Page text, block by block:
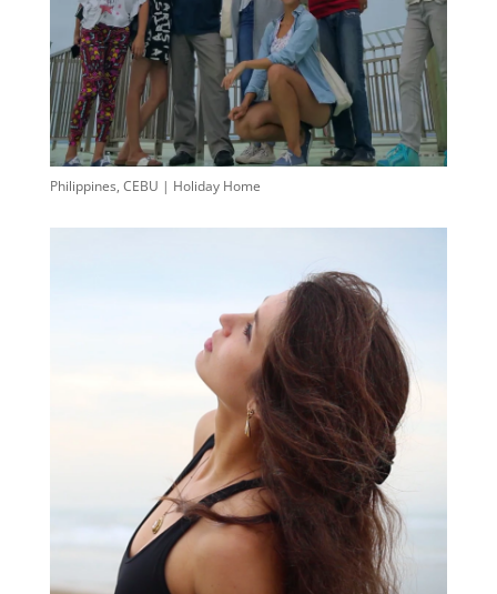
Philippines, CEBU | Holiday Home